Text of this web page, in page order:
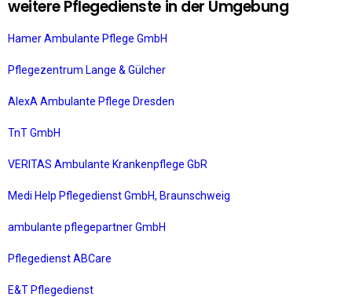
weitere Pflegedienste in der Umgebung
Hamer Ambulante Pflege GmbH
Pflegezentrum Lange & Gülcher
AlexA Ambulante Pflege Dresden
TnT GmbH
VERITAS Ambulante Krankenpflege GbR
Medi Help Pflegedienst GmbH, Braunschweig
ambulante pflegepartner GmbH
Pflegedienst ABCare
E&T Pflegedienst